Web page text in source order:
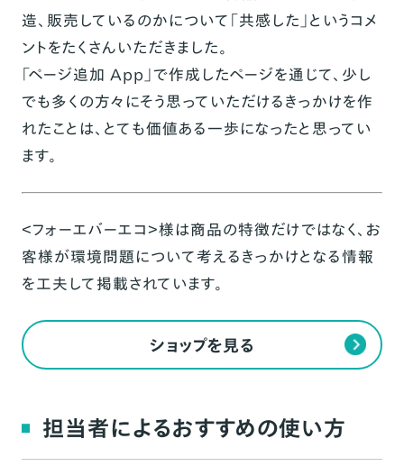
造、販売しているのかについて「共感した」というコメ
ントをたくさんいただきました。
「ページ追加 App」で作成したページを通じて、少し
でも多くの方々にそう思っていただけるきっかけを作
れたことは、とても価値ある一歩になったと思ってい
ます。
＜フォーエバーエコ＞様は商品の特徴だけではなく、お
客様が環境問題について考えるきっかけとなる情報
を工夫して掲載されています。
ショップを見る
担当者によるおすすめの使い方